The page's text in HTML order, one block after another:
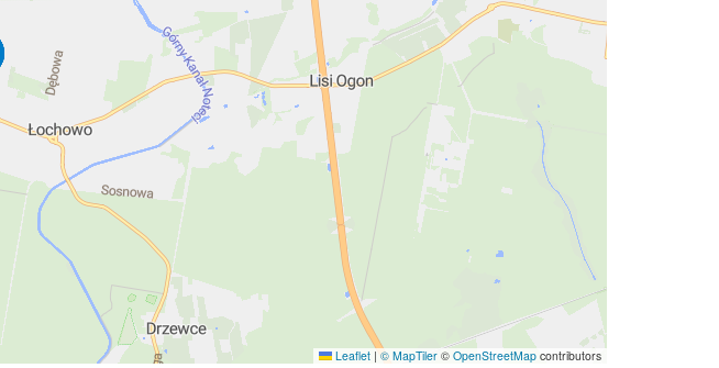
Leaflet | © MapTiler © OpenStreetMap contributors